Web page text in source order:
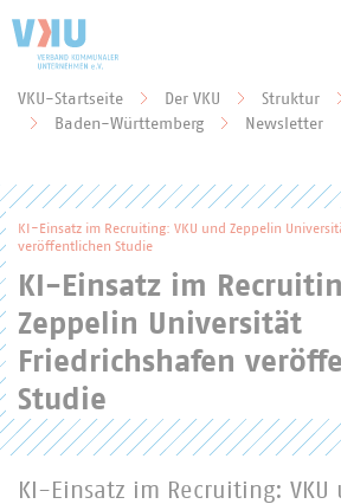
Sie befinden sich hier:
VKU-Startseite Der VKU Struktur
Baden-Württemberg
Newsletter
KI-Einsatz im Recruiting: VKU und Zeppelin
veröffentlichen Studie
KI-Einsatz im
Zeppelin Universität
Friedrichshafen
Studie
KI-Einsatz im Recruiting: